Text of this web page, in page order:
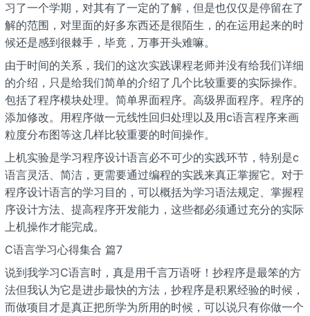
习了一个学期，对其有了一定的了解，但是也仅仅是停留在了
解的范围，对里面的好多东西还是很陌生，的在运用起来的时
候还是感到很棘手，毕竟，万事开头难嘛。
由于时间的关系，我们的这次实践课程老师并没有给我们详细
的介绍，只是给我们简单的介绍了几个比较重要的实际操作。
包括了程序模块处理。简单界面程序。高级界面程序。程序的
添加修改。用程序做一元线性回归处理以及用c语言程序来画
粒度分布图等这几样比较重要的时间操作。
上机实验是学习程序设计语言必不可少的实践环节，特别是c
语言灵活、简洁，更需要通过编程的实践来真正掌握它。对于
程序设计语言的学习目的，可以概括为学习语法规定、掌握程
序设计方法、提高程序开发能力，这些都必须通过充分的实际
上机操作才能完成。
C语言学习心得集合 篇7
说到我学习C语言时，真是用千言万语呀！抄程序是最笨的方
法但我认为它是进步最快的方法，抄程序是积累经验的时候，
而做项目才是真正把所学为所用的时候，可以说只有你做一个